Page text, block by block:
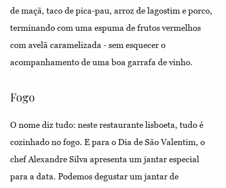
de maçã, taco de pica-pau, arroz de lagostim e porco,
terminando com uma espuma de frutos vermelhos
com avelã caramelizada - sem esquecer o
acompanhamento de uma boa garrafa de vinho.
Fogo
O nome diz tudo: neste restaurante lisboeta, tudo é
cozinhado no fogo. E para o Dia de São Valentim, o
chef Alexandre Silva apresenta um jantar especial
para a data. Podemos degustar um jantar de